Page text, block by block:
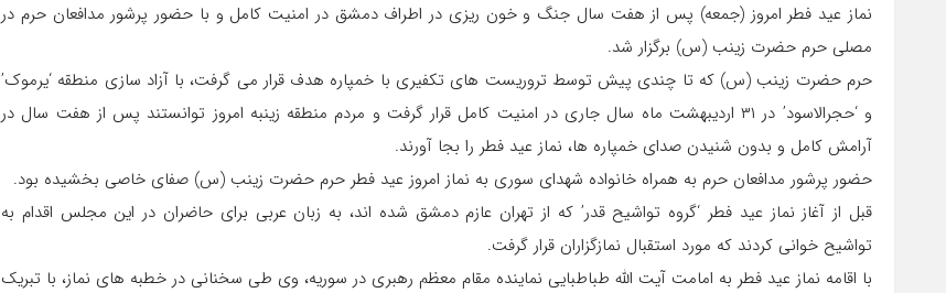
نماز عید فطر امروز (جمعه) پس از هفت سال جنگ و خون ریزی در اطراف دمشق در امنیت کامل و با حضور پرشور مدافعان حرم در
مصلی حرم حضرت زینب (س) برگزار شد.
حرم حضرت زینب (س) که تا چندی پیش توسط تروریست های تکفیری با خمپاره هدف قرار می گرفت، با آزاد سازی منطقه ‘یرموک’
و ‘حجرالاسود’ در ۳۱ اردیبهشت ماه سال جاری در امنیت کامل قرار گرفت و مردم منطقه زینبه امروز توانستند پس از هفت سال در
آرامش کامل و بدون شنیدن صدای خمپاره ها، نماز عید فطر را بجا آورند.
حضور پرشور مدافعان حرم به همراه خانواده شهدای سوری به نماز امروز عید فطر حرم حضرت زینب (س) صفای خاصی بخشیده بود.
قبل از آغاز نماز عید فطر ‘گروه تواشیح قدر’ که از تهران عازم دمشق شده اند، به زبان عربی برای حاضران در این مجلس اقدام به
تواشیح خوانی کردند که مورد استقبال نمازگزاران قرار گرفت.
با اقامه نماز عید فطر به امامت آیت الله طباطبایی نماینده مقام معظم رهبری در سوریه، وی طی سخنانی در خطبه های نماز، با تبریک